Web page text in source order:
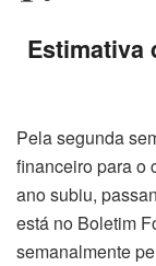
Estimativa
Pela segunda
financeiro para o
ano subiu,
está no Boletim
semanalmente